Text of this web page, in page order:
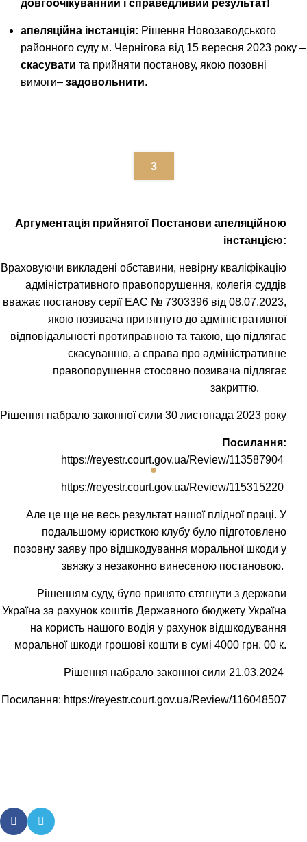
довгоочікуванний і справедливий результат!
апеляційна інстанція: Рішення Новозаводського
районного суду м. Чернігова від 15 вересня 2023 року –
скасувати та прийняти постанову, якою позовні
вимоги– задовольнити.
3
Аргументація прийнятої Постанови апеляційною
інстанцією:
Враховуючи викладені обставини, невірну кваліфікацію
адміністративного правопорушення, колегія суддів
вважає постанову серії ЕАС № 7303396 від 08.07.2023,
якою позивача притягнуто до адміністративної
відповідальності протиправною та такою, що підлягає
скасуванню, а справа про адміністративне
правопорушення стосовно позивача підлягає
закриттю.
Рішення набрало законної сили 30 листопада 2023 року
Посилання:
https://reyestr.court.gov.ua/Review/113587904
https://reyestr.court.gov.ua/Review/115315220
Але це ще не весь результат нашої плідної праці. У
подальшому юристкою клубу було підготовлено
позовну заяву про відшкодування моральної шкоди у
звязку з незаконно винесеною постановою.
Рішенням суду, було принято стягнути з держави
Україна за рахунок коштів Державного бюджету Україна
на користь нашого водія у рахунок відшкодування
моральної шкоди грошові кошти в сумі 4000 грн. 00 к.
Рішення набрало законної сили 21.03.2024
Посилання: https://reyestr.court.gov.ua/Review/116048507